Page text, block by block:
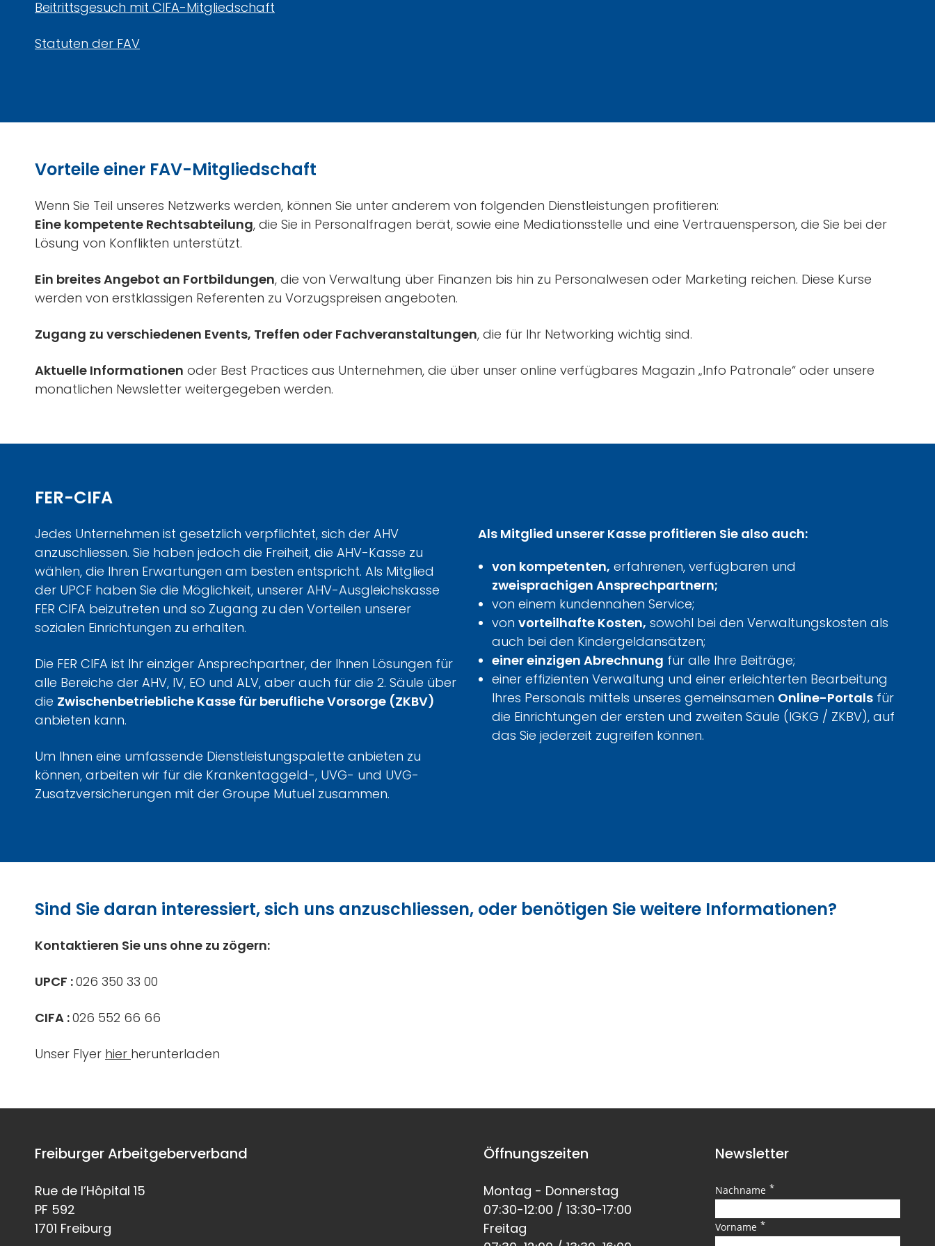
Beitrittsgesuch mit CIFA-Mitgliedschaft
Statuten der FAV
Vorteile einer FAV-Mitgliedschaft
Wenn Sie Teil unseres Netzwerks werden, können Sie unter anderem von folgenden Dienstleistungen profitieren:
Eine kompetente Rechtsabteilung, die Sie in Personalfragen berät, sowie eine Mediationsstelle und eine Vertrauensperson, die Sie bei der
Lösung von Konflikten unterstützt.
Ein breites Angebot an Fortbildungen, die von Verwaltung über Finanzen bis hin zu Personalwesen oder Marketing reichen. Diese Kurse
werden von erstklassigen Referenten zu Vorzugspreisen angeboten.
Zugang zu verschiedenen Events, Treffen oder Fachveranstaltungen, die für Ihr Networking wichtig sind.
Aktuelle Informationen oder Best Practices aus Unternehmen, die über unser online verfügbares Magazin „Info Patronale“ oder unsere
monatlichen Newsletter weitergegeben werden.
FER-CIFA
Jedes Unternehmen ist gesetzlich verpflichtet, sich der AHV
anzuschliessen. Sie haben jedoch die Freiheit, die AHV-Kasse zu
wählen, die Ihren Erwartungen am besten entspricht. Als Mitglied
der UPCF haben Sie die Möglichkeit, unserer AHV-Ausgleichskasse
FER CIFA beizutreten und so Zugang zu den Vorteilen unserer
sozialen Einrichtungen zu erhalten.
Die FER CIFA ist Ihr einziger Ansprechpartner, der Ihnen Lösungen für
alle Bereiche der AHV, IV, EO und ALV, aber auch für die 2. Säule über
die Zwischenbetriebliche Kasse für berufliche Vorsorge (ZKBV)
anbieten kann.
Um Ihnen eine umfassende Dienstleistungspalette anbieten zu
können, arbeiten wir für die Krankentaggeld-, UVG- und UVG-
Zusatzversicherungen mit der Groupe Mutuel zusammen.
Als Mitglied unserer Kasse profitieren Sie also auch:
von kompetenten, erfahrenen, verfügbaren und
zweisprachigen Ansprechpartnern;
von einem kundennahen Service;
von vorteilhafte Kosten, sowohl bei den Verwaltungskosten als
auch bei den Kindergeldansätzen;
einer einzigen Abrechnung für alle Ihre Beiträge;
einer effizienten Verwaltung und einer erleichterten Bearbeitung
Ihres Personals mittels unseres gemeinsamen Online-Portals für
die Einrichtungen der ersten und zweiten Säule (IGKG / ZKBV), auf
das Sie jederzeit zugreifen können.
Sind Sie daran interessiert, sich uns anzuschliessen, oder benötigen Sie weitere Informationen?
Kontaktieren Sie uns ohne zu zögern:
UPCF :026 350 33 00
CIFA :026 552 66 66
Unser Flyer hier herunterladen
Freiburger Arbeitgeberverband
Rue de l’Hôpital 15
PF 592
1701 Freiburg
Öffnungszeiten
Montag - Donnerstag
07:30-12:00 / 13:30-17:00
Freitag
Newsletter
Nachname *
Vorname *